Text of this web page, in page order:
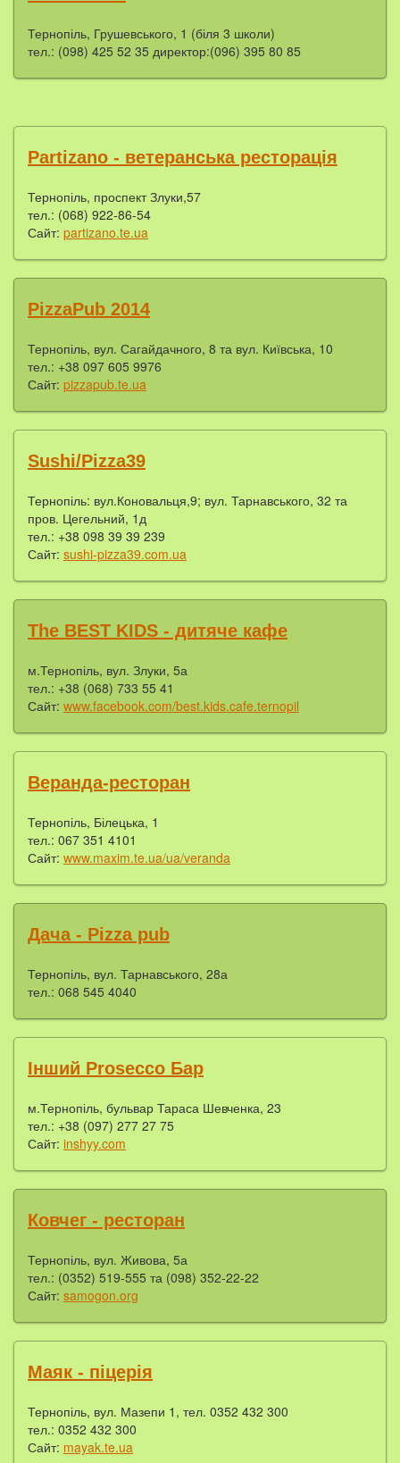
Тернопіль, Грушевського, 1 (біля 3 школи)
тел.: (098) 425 52 35 директор:(096) 395 80 85
Partizano - ветеранська ресторація
Тернопіль, проспект Злуки,57
тел.: (068) 922-86-54
Сайт: partizano.te.ua
PizzaPub 2014
Тернопіль, вул. Сагайдачного, 8 та вул. Київська, 10
тел.: +38 097 605 9976
Сайт: pizzapub.te.ua
Sushi/Pizza39
Тернопіль: вул.Коновальця,9; вул. Тарнавського, 32 та
пров. Цегельний, 1д
тел.: +38 098 39 39 239
Сайт: sushi-pizza39.com.ua
The BEST KIDS - дитяче кафе
м.Тернопіль, вул. Злуки, 5а
тел.: +38 (068) 733 55 41
Сайт: www.facebook.com/best.kids.cafe.ternopil
Веранда-ресторан
Тернопіль, Білецька, 1
тел.: 067 351 4101
Сайт: www.maxim.te.ua/ua/veranda
Дача - Pizza pub
Тернопіль, вул. Тарнавського, 28а
тел.: 068 545 4040
Інший Prosecco Бар
м.Тернопіль, бульвар Тараса Шевченка, 23
тел.: +38 (097) 277 27 75
Сайт: inshyy.com
Ковчег - ресторан
Тернопіль, вул. Живова, 5а
тел.: (0352) 519-555 та (098) 352-22-22
Сайт: samogon.org
Маяк - піцерія
Тернопіль, вул. Мазепи 1, тел. 0352 432 300
тел.: 0352 432 300
Сайт: mayak.te.ua